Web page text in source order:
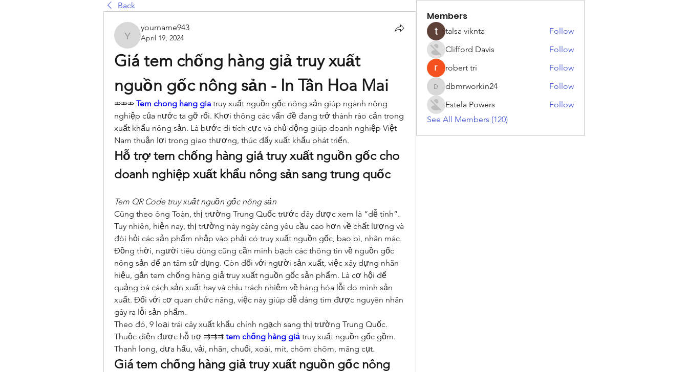
Back
yourname943
yourname943
April 19, 2024
Giá tem chống hàng giả truy xuất
nguồn gốc nông sản - In Tân Hoa Mai
⤃⤃⤃ Tem chong hang gia truy xuất nguồn gốc nông sản giúp ngành nông
nghiệp của nước ta gỡ rối. Khơi thông các vấn đề đang trở thành rào cản trong
xuất khẩu nông sản. Là bước đi tích cực và chủ động giúp doanh nghiệp Việt
Nam thuận lợi trong giao thương, thúc đẩy xuất khẩu phát triển.
Hỗ trợ tem chống hàng giả truy xuất nguồn gốc cho
doanh nghiệp xuất khẩu nông sản sang trung quốc
Tem QR Code truy xuất nguồn gốc nông sản
Cũng theo ông Toàn, thị trường Trung Quốc trước đây được xem là “dễ tính”.
Tuy nhiên, hiện nay, thị trường này ngày càng yêu cầu cao hơn về chất lượng và
đòi hỏi các sản phẩm nhập vào phải có truy xuất nguồn gốc, bao bì, nhãn mác.
Đồng thời, người tiêu dùng cũng cần minh bạch các thông tin về nguồn gốc
nông sản để an tâm sử dụng. Còn đối với người sản xuất, việc xây dựng nhãn
hiệu, gắn tem chống hàng giả truy xuất nguồn gốc sản phẩm. Là cơ hội để
quảng bá cách sản xuất hay và chịu trách nhiệm về hàng hóa lỗi do mình sản
xuất. Đối với cơ quan chức năng, việc này giúp dễ dàng tìm được nguyên nhân
gây ra lỗi sản phẩm.
Theo đó, 9 loại trái cây xuất khẩu chính ngạch sang thị trường Trung Quốc.
Thuộc diện được hỗ trợ ⇉⇉⇉ tem chống hàng giả truy xuất nguồn gốc gồm.
Thanh long, dưa hấu, vải, nhãn, chuối, xoài, mít, chôm chôm, măng cụt.
Giá tem chống hàng giả truy xuất nguồn gốc nông
Members
talsa viknta
Follow
Clifford Davis
Follow
robert tri
Follow
dbmrworkin24
dbmrworkin24
Follow
Estela Powers
Follow
See All Members (120)